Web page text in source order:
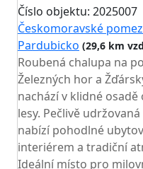
Číslo objektu: 2025007
Českomoravské
Pardubicko (29,6 km
Roubená chalupa na
Železných hor a
nachází v klidné
lesy. Pečlivě
nabízí pohodlné
interiérem a tradiční
Ideální místo pro